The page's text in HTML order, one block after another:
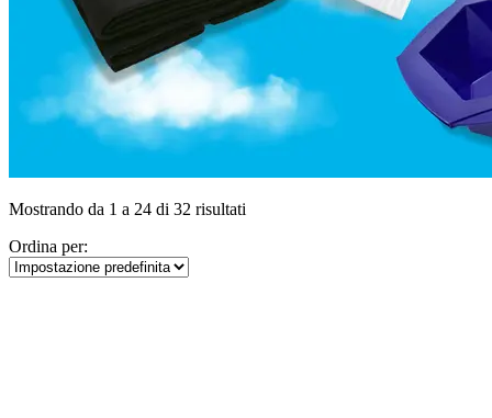
Mostrando da 1 a 24 di 32 risultati
Ordina per: